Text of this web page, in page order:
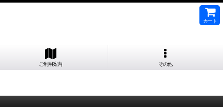
カート
ご利用案内 その他